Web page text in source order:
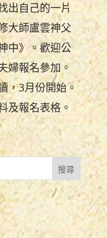
出自己的一片
大師盧雲神父
中》。歡迎公
婦報名參加。
，3月份開始。
及報名表格。